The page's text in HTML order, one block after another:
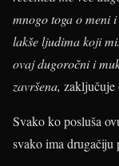
mnogo toga o meni
lakše ljudima koji
ovaj dugoročni i
završena, zaključuje
Svako ko posluša
svako ima drugačiju